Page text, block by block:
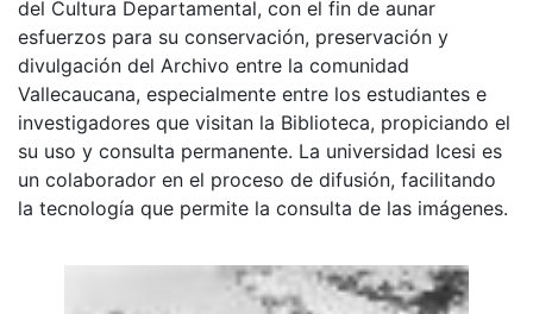
del Cultura Departamental, con el fin de aunar
esfuerzos para su conservación, preservación y
divulgación del Archivo entre la comunidad
Vallecaucana, especialmente entre los estudiantes e
investigadores que visitan la Biblioteca, propiciando el
su uso y consulta permanente. La universidad Icesi es
un colaborador en el proceso de difusión, facilitando
la tecnología que permite la consulta de las imágenes.